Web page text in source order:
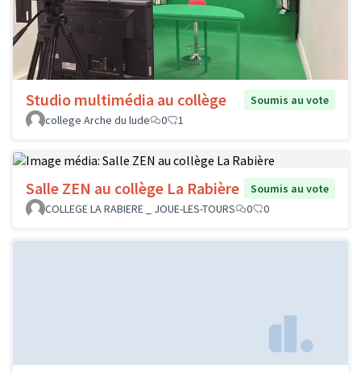
Studio multimédia au collège
Soumis au vote
college Arche du lude
0 1
Salle ZEN au collège La Rabière
Soumis au vote
COLLEGE LA RABIERE _ JOUE-LES-TOURS
0 0